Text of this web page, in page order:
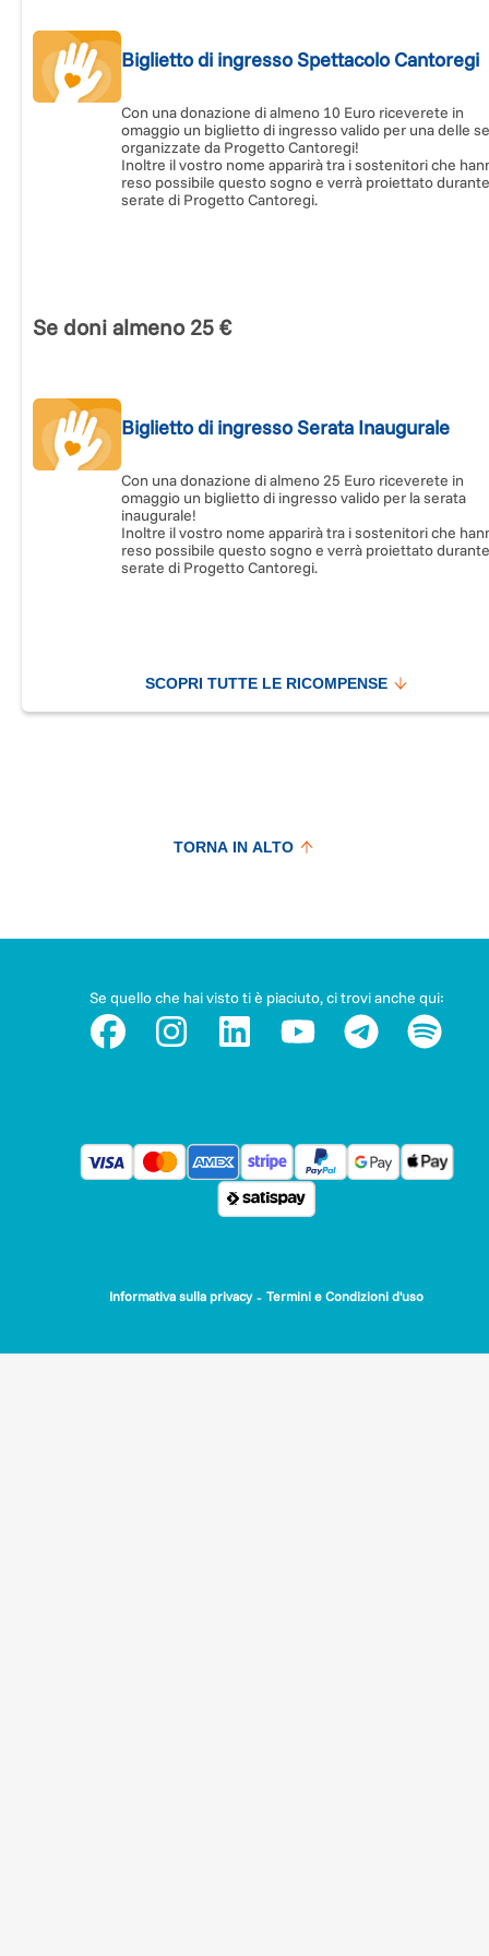
Biglietto di ingresso Spettacolo Cantoregi
Con una donazione di almeno 10 Euro riceverete in
omaggio un biglietto di ingresso valido per una delle
organizzate da Progetto Cantoregi!
Inoltre il vostro nome apparirà tra i sostenitori che
reso possibile questo sogno e verrà proiettato
serate di Progetto Cantoregi.
Se doni almeno 25 €
Biglietto di ingresso Serata Inaugurale
Con una donazione di almeno 25 Euro riceverete in
omaggio un biglietto di ingresso valido per la serata
inaugurale!
Inoltre il vostro nome apparirà tra i sostenitori che
reso possibile questo sogno e verrà proiettato
serate di Progetto Cantoregi.
SCOPRI TUTTE LE RICOMPENSE
TORNA IN ALTO
Se quello che hai visto ti è piaciuto, ci trovi anche qui:
Informativa sulla privacy - Termini e Condizioni d'uso